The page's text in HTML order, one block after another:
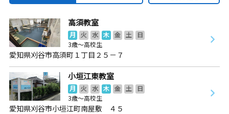
高須教室
月 火 水 木 金 土
日
3歳～高校生
愛知県刈谷市高須町１丁目２５－７
小垣江東教室
月 火 水 木 金 土
日
3歳～高校生
愛知県刈谷市小垣江町南屋敷 ４５